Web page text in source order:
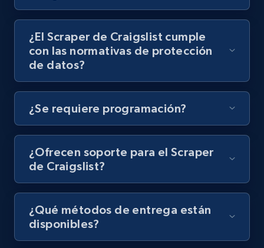
Amazon Reviews
URL, Product name, Product rating, Product
rating object, Product rating max, Rating,
Author name, Asin, and more.
7.4K+ 870+ Prueba gratuita
TikTok - Posts
URL, Post id, Description, Create time, Digg
count, Share count, Collect count, Comment
count, and more.
¿El Scraper de Craigslist cumple
con las normativas de protección
de datos?
¿Se requiere programación?
¿Ofrecen soporte para el Scraper
de Craigslist?
¿Qué métodos de entrega están
disponibles?